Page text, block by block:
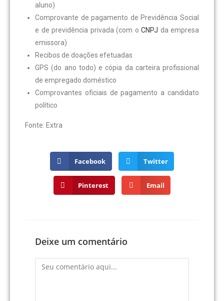
aluno)
Comprovante de pagamento de Previdência Social
e de previdência privada (com o CNPJ da empresa
emissora)
Recibos de doações efetuadas
GPS (do ano todo) e cópia da carteira profissional
de empregado doméstico
Comprovantes oficiais de pagamento a candidato
político
Fonte: Extra
Facebook Twitter
Pinterest Email
Deixe um comentário